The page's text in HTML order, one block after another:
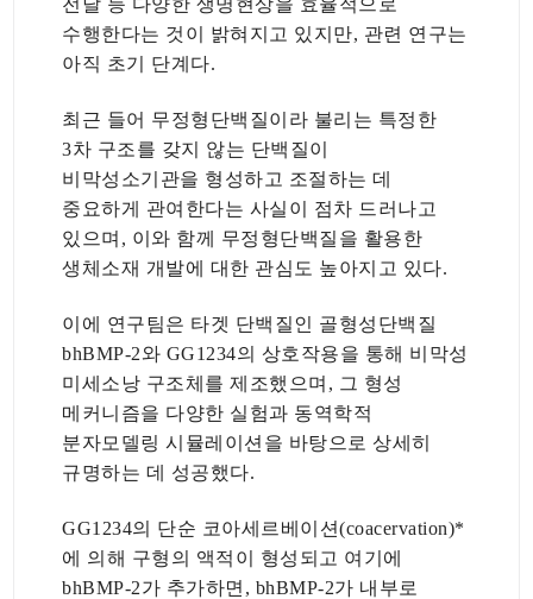
수행한다는 것이 밝혀지고 있지만, 관련 연구는
아직 초기 단계다.
최근 들어 무정형단백질이라 불리는 특정한
3차 구조를 갖지 않는 단백질이
비막성소기관을 형성하고 조절하는 데
중요하게 관여한다는 사실이 점차 드러나고
있으며, 이와 함께 무정형단백질을 활용한
생체소재 개발에 대한 관심도 높아지고 있다.
이에 연구팀은 타겟 단백질인 골형성단백질
bhBMP-2와 GG1234의 상호작용을 통해 비막성
미세소낭 구조체를 제조했으며, 그 형성
메커니즘을 다양한 실험과 동역학적
분자모델링 시뮬레이션을 바탕으로 상세히
규명하는 데 성공했다.
GG1234의 단순 코아세르베이션(coacervation)*
에 의해 구형의 액적이 형성되고 여기에
bhBMP-2가 추가하면, bhBMP-2가 내부로